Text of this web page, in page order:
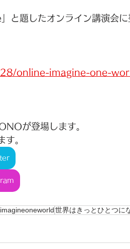
題したオンライン講演会に
online-imagine-one-
が登場します。
す。
imagineoneworld世界はきっとひとつに